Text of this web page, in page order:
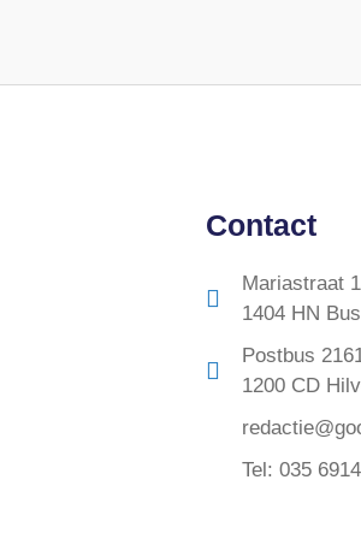
Contact
Mariastraat
1404 HN
Postbus
1200 CD
Tel: 035